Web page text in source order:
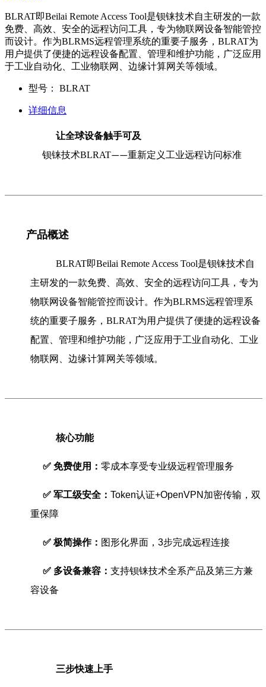
BLRAT即Beilai Remote Access Tool是钡铼技术自主研发的一款
免费、高效、安全的远程访问工具，专为物联网设备智能管控
而设计。作为BLRMS远程管理系统的重要子服务，BLRAT为
用户提供了便捷的远程设备配置、管理和维护功能，广泛应用
于工业自动化、工业物联网、边缘计算网关等领域。
型号： BLRAT
详细信息
让全球设备触手可及
钡铼技术BLRAT——重新定义工业远程访问标准
产品概述
BLRAT即Beilai Remote Access Tool是钡铼技术自
主研发的一款免费、高效、安全的远程访问工具，专为
物联网设备智能管控而设计。作为BLRMS远程管理系
统的重要子服务，BLRAT为用户提供了便捷的远程设备
配置、管理和维护功能，广泛应用于工业自动化、工业
物联网、边缘计算网关等领域。
核心功能
✅ 免费使用： 零成本享受专业级远程管理服务
✅ 军工级安全： Token认证+OpenVPN 加密传输，双
重保障
✅ 极简操作： 图形化界面， 3步完成远程连接
✅ 多设备兼容： 支持钡铼技术全系产品及第三方兼
容设备
三步快速上手